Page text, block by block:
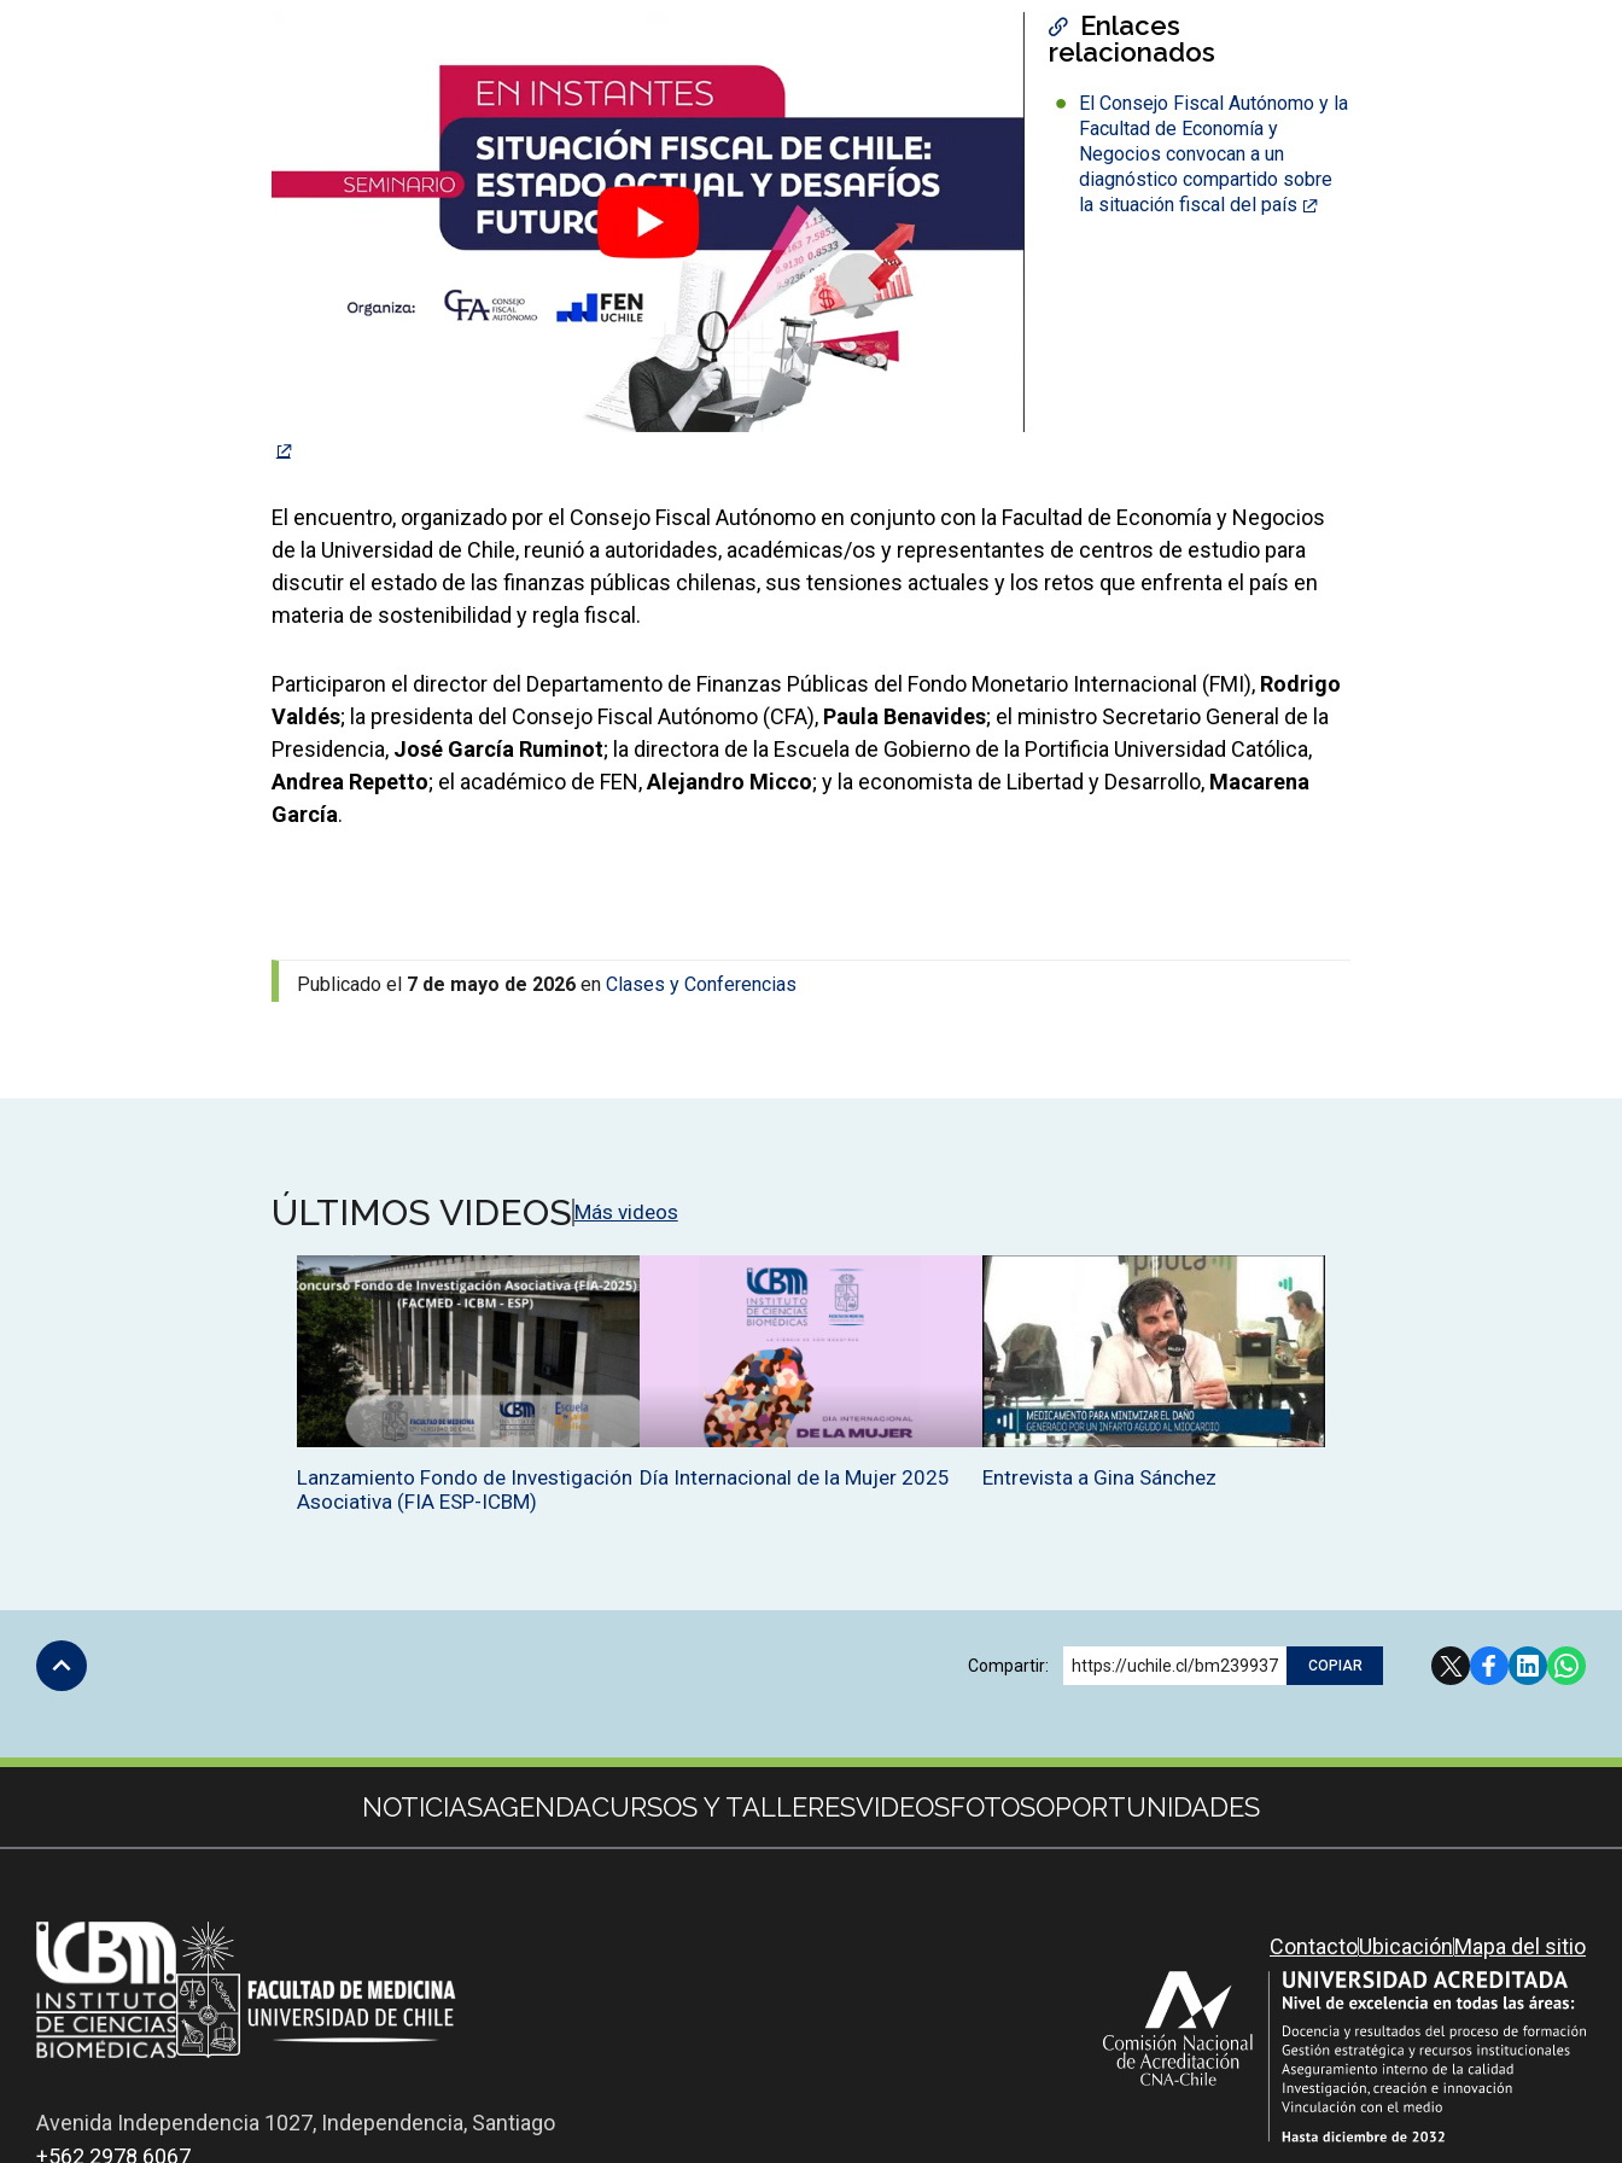
Enlaces
relacionados
El Consejo Fiscal Autónomo y la
Facultad de Economía y
Negocios convocan a un
diagnóstico compartido sobre
la situación fiscal del país
El encuentro, organizado por el Consejo Fiscal Autónomo en conjunto con la Facultad de Economía y Negocios
de la Universidad de Chile, reunió a autoridades, académicas/os y representantes de centros de estudio para
discutir el estado de las finanzas públicas chilenas, sus tensiones actuales y los retos que enfrenta el país en
materia de sostenibilidad y regla fiscal.
Participaron el director del Departamento de Finanzas Públicas del Fondo Monetario Internacional (FMI), Rodrigo
Valdés; la presidenta del Consejo Fiscal Autónomo (CFA), Paula Benavides; el ministro Secretario General de la
Presidencia, José García Ruminot; la directora de la Escuela de Gobierno de la Portificia Universidad Católica,
Andrea Repetto; el académico de FEN,Alejandro Micco; y la economista de Libertad y Desarrollo, Macarena
García.
Publicado el 7 de mayo de 2026en Clases y Conferencias
ÚLTIMOS VIDEOS Más videos
Lanzamiento Fondo de Investigación
Asociativa (FIA ESP-ICBM)
Día Internacional de la Mujer 2025 Entrevista a Gina Sánchez
Compartir: https://uchile.cl/bm239937 COPIAR
NOTICIASAGENDACURSOS Y TALLERESVIDEOSFOTOSOPORTUNIDADES
Avenida Independencia 1027, Independencia, Santiago
+562 2978 6067
ContactoUbicaciónMapa del sitio